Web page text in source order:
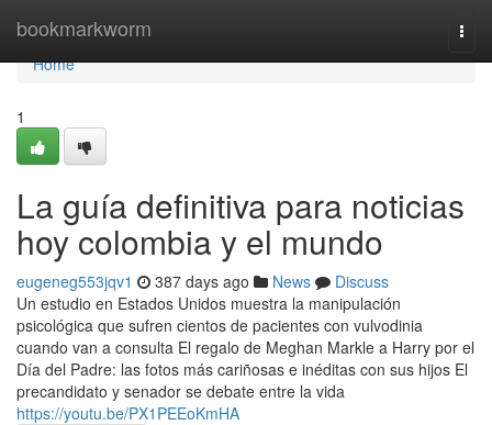
bookmarkworm
Home
Home
1
La guía definitiva para noticias
hoy colombia y el mundo
eugeneg553jqv1 387 days ago News
Discuss
Un estudio en Estados Unidos muestra la manipulación
psicológica que sufren cientos de pacientes con vulvodinia
cuando van a consulta El regalo de Meghan Markle a Harry por el
Día del Padre: las fotos más cariñosas e inéditas con sus hijos El
precandidato y senador se debate entre la vida
https://youtu.be/PX1PEEoKmHA